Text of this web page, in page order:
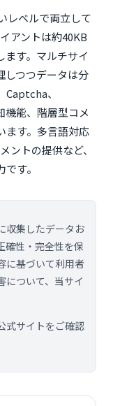
レベルで両立して
アントは約40KB
ます。マルチサイ
しつつデータは分
、
能、階層型コメ
ます。多言語対応
ントの提供など、
す。
収集したデータお
確性・完全性を保
に基づいて利用者
について、当サイ
式サイトをご確認